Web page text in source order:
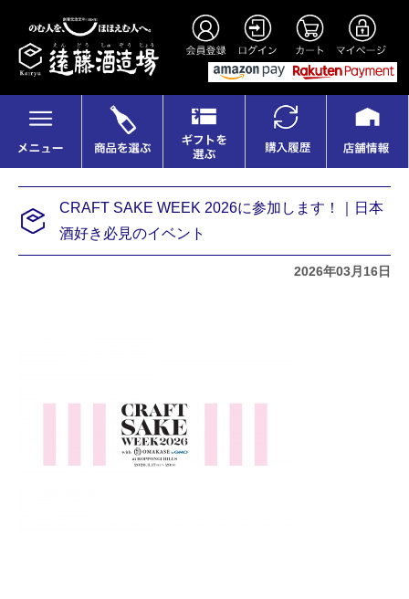
CRAFT SAKE WEEK 2026に参加します！｜日本
酒好き必見のイベント
2026年03月16日